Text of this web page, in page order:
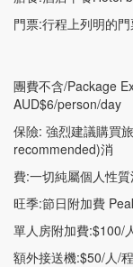
門票:行程上列明的
團費不含/Package
AUD$6/person/day
保險: 強烈建議購買
recommended)消
費:一切純屬個人性
旺季:節日附加費
單人房附加費:$100/
額外接送機:$50/人/程